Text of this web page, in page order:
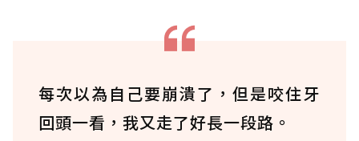
每次以為自己要崩潰了，但是咬住牙
回頭一看，我又走了好長一段路。